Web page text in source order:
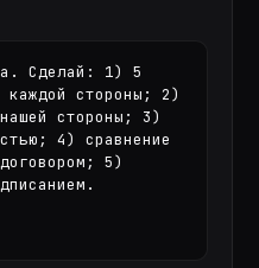
Сделай: 1) 5
каждой стороны; 2)
стороны; 3)
4) сравнение
5)